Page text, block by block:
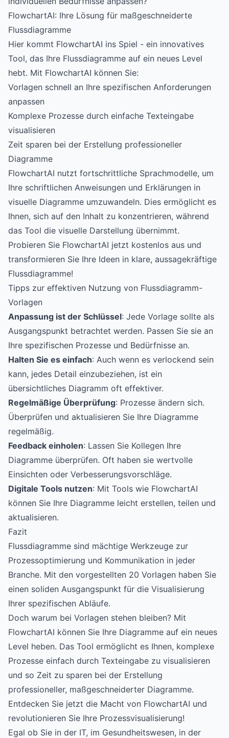
FlowchartAI: Ihre Lösung für maßgeschneiderte
Flussdiagramme
Hier kommt FlowchartAI ins Spiel - ein innovatives
Tool, das Ihre Flussdiagramme auf ein neues Level
hebt. Mit FlowchartAI können Sie:
Vorlagen schnell an Ihre spezifischen Anforderungen
anpassen
Komplexe Prozesse durch einfache Texteingabe
visualisieren
Zeit sparen bei der Erstellung professioneller
Diagramme
FlowchartAI nutzt fortschrittliche Sprachmodelle, um
Ihre schriftlichen Anweisungen und Erklärungen in
visuelle Diagramme umzuwandeln. Dies ermöglicht es
Ihnen, sich auf den Inhalt zu konzentrieren, während
das Tool die visuelle Darstellung übernimmt.
Probieren Sie FlowchartAI jetzt kostenlos aus und
transformieren Sie Ihre Ideen in klare, aussagekräftige
Flussdiagramme!
Tipps zur effektiven Nutzung von Flussdiagramm-
Vorlagen
Anpassung ist der Schlüssel: Jede Vorlage sollte als
Ausgangspunkt betrachtet werden. Passen Sie sie an
Ihre spezifischen Prozesse und Bedürfnisse an.
Halten Sie es einfach: Auch wenn es verlockend sein
kann, jedes Detail einzubeziehen, ist ein
übersichtliches Diagramm oft effektiver.
Regelmäßige Überprüfung: Prozesse ändern sich.
Überprüfen und aktualisieren Sie Ihre Diagramme
regelmäßig.
Feedback einholen: Lassen Sie Kollegen Ihre
Diagramme überprüfen. Oft haben sie wertvolle
Einsichten oder Verbesserungsvorschläge.
Digitale Tools nutzen: Mit Tools wie FlowchartAI
können Sie Ihre Diagramme leicht erstellen, teilen und
aktualisieren.
Fazit
Flussdiagramme sind mächtige Werkzeuge zur
Prozessoptimierung und Kommunikation in jeder
Branche. Mit den vorgestellten 20 Vorlagen haben Sie
einen soliden Ausgangspunkt für die Visualisierung
Ihrer spezifischen Abläufe.
Doch warum bei Vorlagen stehen bleiben? Mit
FlowchartAI können Sie Ihre Diagramme auf ein neues
Level heben. Das Tool ermöglicht es Ihnen, komplexe
Prozesse einfach durch Texteingabe zu visualisieren
und so Zeit zu sparen bei der Erstellung
professioneller, maßgeschneiderter Diagramme.
Entdecken Sie jetzt die Macht von FlowchartAI und
revolutionieren Sie Ihre Prozessvisualisierung!
Egal ob Sie in der IT, im Gesundheitswesen, in der